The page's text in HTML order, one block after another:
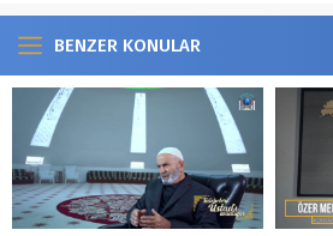
BENZER KONULAR